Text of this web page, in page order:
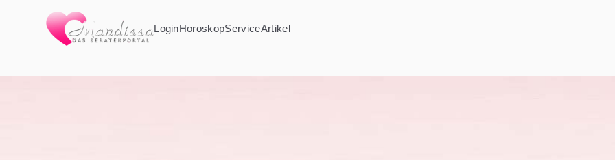
LoginHoroskopServiceArtikel